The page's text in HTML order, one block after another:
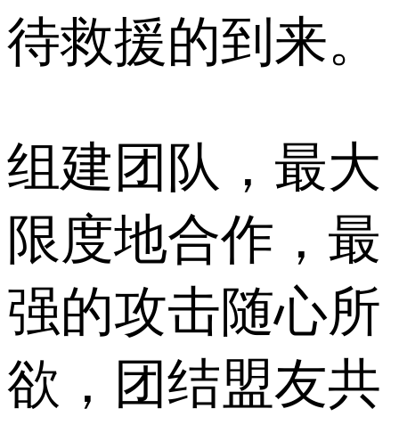
待救援的到来。
组建团队，最大
限度地合作，最
强的攻击随心所
欲，团结盟友共